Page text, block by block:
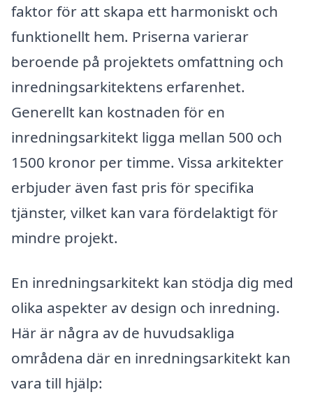
faktor för att skapa ett harmoniskt och
funktionellt hem. Priserna varierar
beroende på projektets omfattning och
inredningsarkitektens erfarenhet.
Generellt kan kostnaden för en
inredningsarkitekt ligga mellan 500 och
1500 kronor per timme. Vissa arkitekter
erbjuder även fast pris för specifika
tjänster, vilket kan vara fördelaktigt för
mindre projekt.
En inredningsarkitekt kan stödja dig med
olika aspekter av design och inredning.
Här är några av de huvudsakliga
områdena där en inredningsarkitekt kan
vara till hjälp: